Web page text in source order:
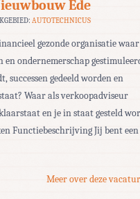
Ede
AUTOTECHNICUS
gezonde organisatie waar
ondernemerschap
successen gedeeld worden en
Waar als verkoopadviseur
en je in staat gesteld
Functiebeschrijving Jij bent een
Meer over deze